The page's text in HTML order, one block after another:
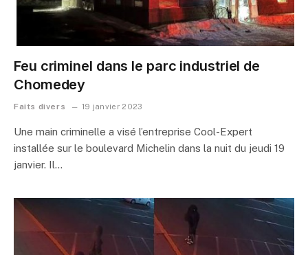
Feu criminel dans le parc industriel de
Chomedey
Faits divers 19 janvier 2023
Une main criminelle a visé l’entreprise Cool-Expert
installée sur le boulevard Michelin dans la nuit du jeudi 19
janvier. Il…